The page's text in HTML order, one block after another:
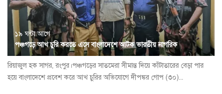
১৯ ঘন্টা আগে
পঞ্চগড়ে আখ চুরি করতে এসে বাংলাদেশে আটক ভারতীয় নাগরিক
রিয়াজুল হক সাগর, রংপুর।পঞ্চগড়ের সাতমেরা সীমান্ত দিয়ে কাঁটাতারের বেড়া পার
হয়ে বাংলাদেশে প্রবেশ করে আখ চুরির অভিযোগে দীপঙ্কর গোপ (৩০)...